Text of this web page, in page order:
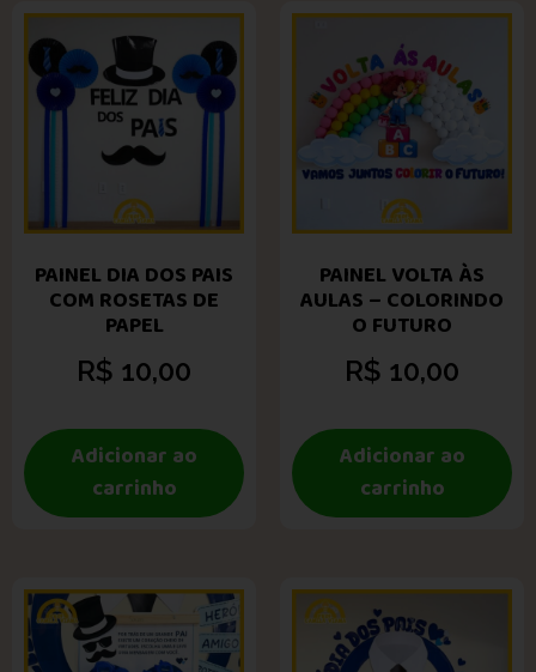
PAINEL DIA DOS PAIS
COM ROSETAS DE
PAPEL
R$ 10,00
Adicionar ao
carrinho
PAINEL VOLTA ÀS
AULAS – COLORINDO
O FUTURO
R$ 10,00
Adicionar ao
carrinho